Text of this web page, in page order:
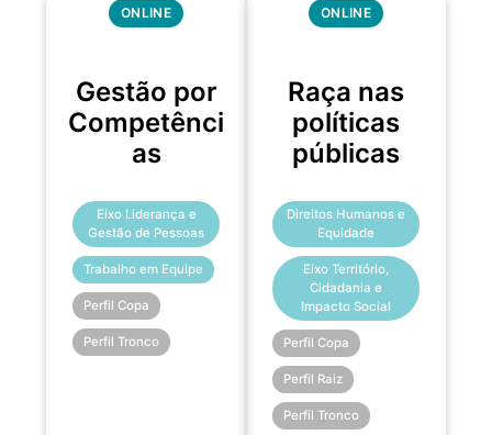
ONLINE
Gestão por
Competênci
as
Eixo Liderança e
Gestão de Pessoas
Trabalho em Equipe
Perfil Copa
Perfil Tronco
ONLINE
Raça nas
políticas
públicas
Direitos Humanos e
Equidade
Eixo Território,
Cidadania e
Impacto Social
Perfil Copa
Perfil Raiz
Perfil Tronco